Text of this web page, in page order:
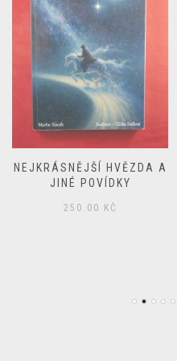
NEJKRÁSNĚJŠÍ HVĚZDA A
JINÉ POVÍDKY
250.00 KČ